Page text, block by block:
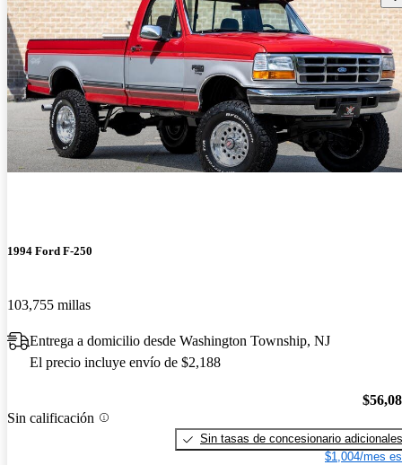
1994 Ford F-250
103,755 millas
Entrega a domicilio desde Washington Township, NJ
El precio incluye envío de $2,188
Sin calificación
Sin tasas de concesionario adicionales
$1,004/mes